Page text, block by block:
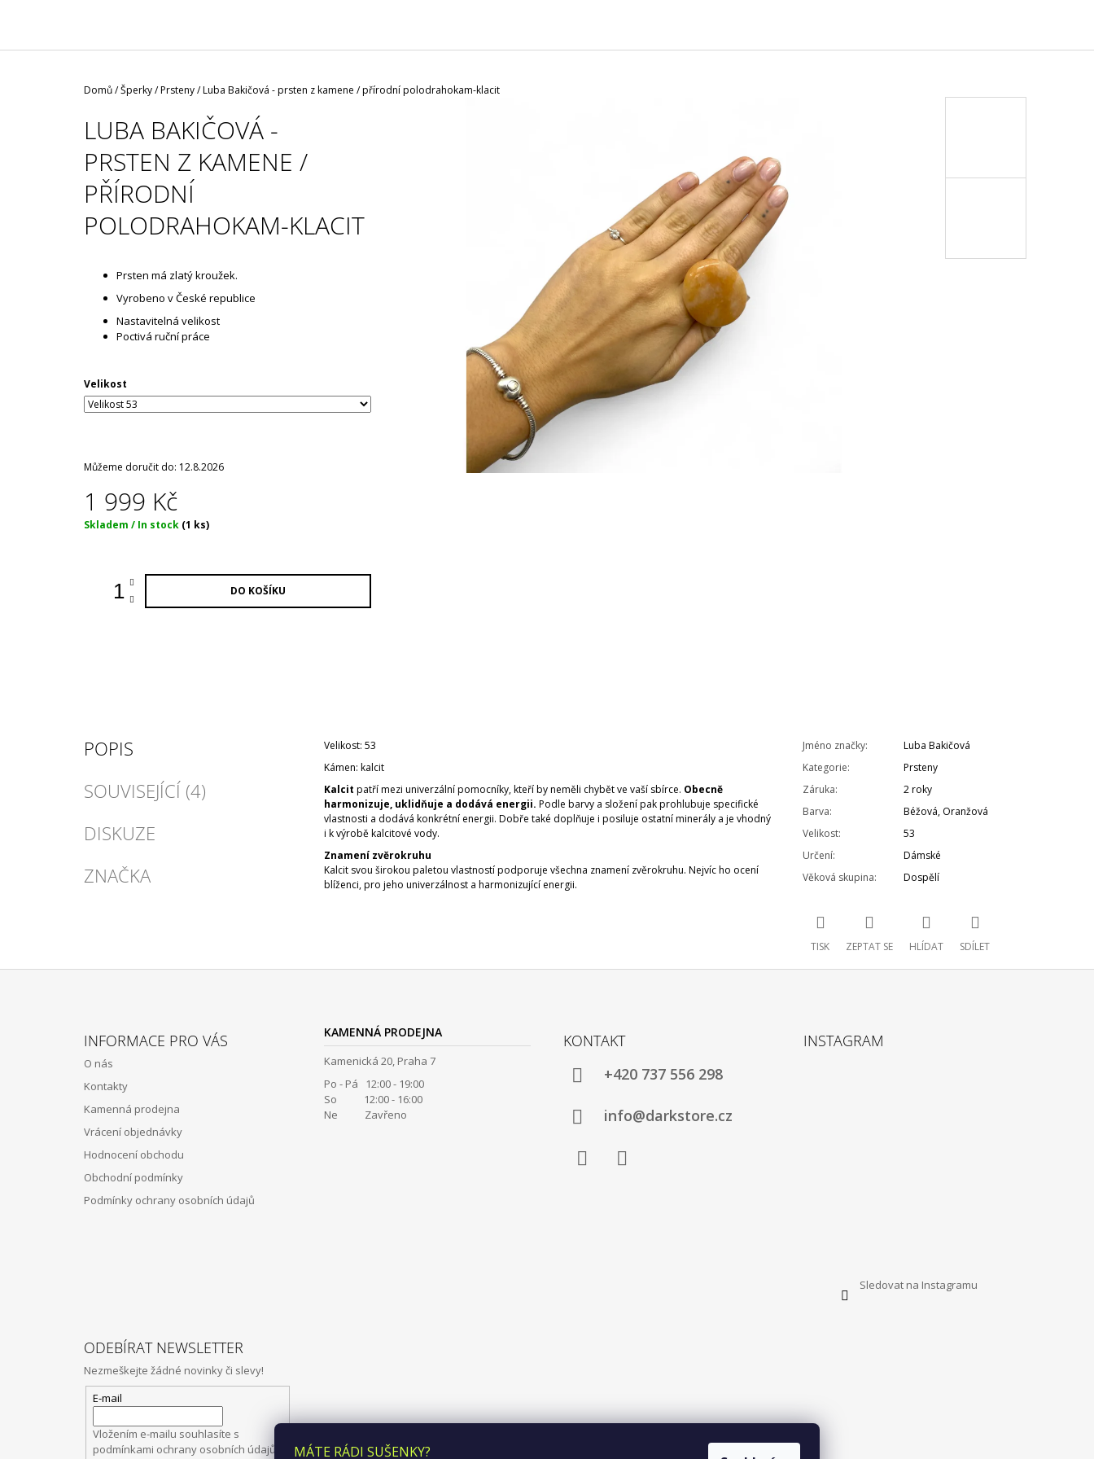
MÁTE RÁDI SUŠENKY?
Domů/Šperky/Prsteny/Luba Bakičová - prsten z kamene / přírodní polodrahokam-klacit
LUBA BAKIČOVÁ -
PRSTEN Z KAMENE /
PŘÍRODNÍ
POLODRAHOKAM-KLACIT
Prsten má zlatý kroužek.
Vyrobeno v České republice
Nastavitelná velikost
Poctivá ruční práce
Velikost
Můžeme doručit do: 12.8.2026
1 999 Kč
Měrná
Skladem / In stock (1 ks)
DO KOŠÍKU
POPIS
SOUVISEJÍCÍ (4)
DISKUZE
ZNAČKA
Velikost: 53
Kámen: kalcit
Kalcit patří mezi univerzální pomocníky, kteří by neměli chybět ve vaší sbírce. Obecně
harmonizuje, uklidňuje a dodává energii. Podle barvy a složení pak prohlubuje specifické
vlastnosti a dodává konkrétní energii. Dobře také doplňuje i posiluje ostatní minerály a je vhodný
i k výrobě kalcitové vody.
Znamení zvěrokruhu
Kalcit svou širokou paletou vlastností podporuje všechna znamení zvěrokruhu. Nejvíc ho ocení
blíženci, pro jeho univerzálnost a harmonizující energii.
Jméno značky:
Luba Bakičová
Kategorie:
Prsteny
Záruka:
2 roky
Barva: Béžová, Oranžová
Velikost:
53
Určení:
Dámské
Věková skupina: Dospělí
TISK ZEPTAT SE HLÍDAT SDÍLET
INFORMACE PRO VÁS
O nás
Kontakty
Kamenná prodejna
Vrácení objednávky
Hodnocení obchodu
Obchodní podmínky
Podmínky ochrany osobních údajů
KAMENNÁ PRODEJNA
Kamenická 20, Praha 7
Po - Pá 12:00 - 19:00
So 12:00 - 16:00
Ne Zavřeno
KONTAKT
+420 737 556 298
info@darkstore.cz
INSTAGRAM
Sledovat na Instagramu
ODEBÍRAT NEWSLETTER
Nezmeškejte žádné novinky či slevy!
E-mail
Vložením e-mailu souhlasíte s
podmínkami ochrany osobních údajů